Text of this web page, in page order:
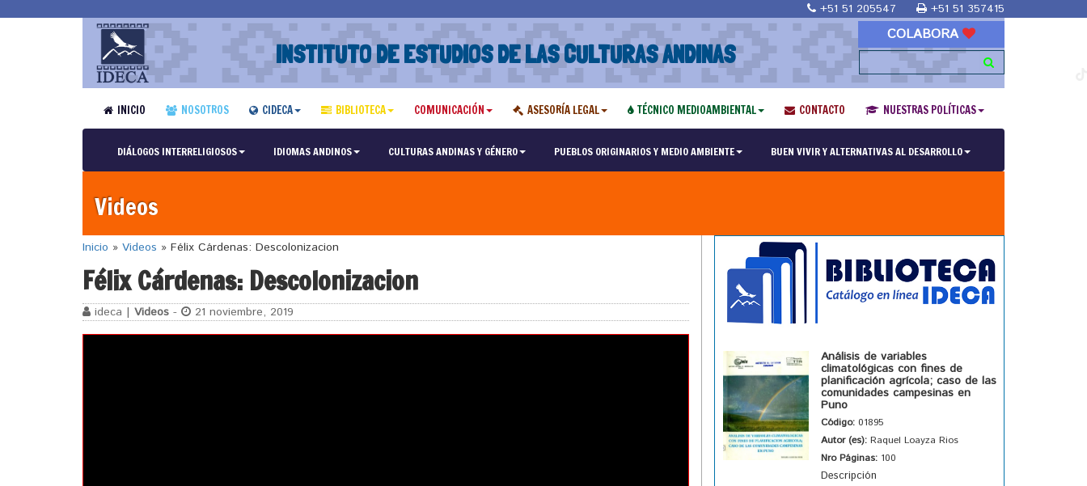
+51 51 205547 +51 51 357415
INSTITUTO DE ESTUDIOS DE LAS CULTURAS ANDINAS
COLABORA
INICIO NOSOTROS CIDECA BIBLIOTECA COMUNICACIÓN ASESORÍA LEGAL TÉCNICO MEDIOAMBIENTAL CONTACTO NUESTRAS POLÍTICAS
DIÁLOGOS INTERRELIGIOSOS IDIOMAS ANDINOS CULTURAS ANDINAS Y GÉNERO PUEBLOS ORIGINARIOS Y MEDIO AMBIENTE BUEN VIVIR Y ALTERNATIVAS AL DESARROLLO
Videos
Inicio » Videos » Félix Cárdenas: Descolonizacion
Félix Cárdenas: Descolonizacion
ideca | Videos - 21 noviembre, 2019
Análisis de variables
climatológicas con fines de
planificación agrícola; caso de las
comunidades campesinas en
Puno
Código: 01895
Autor (es): Raquel Loayza Rios
Nro Páginas: 100
Descripción